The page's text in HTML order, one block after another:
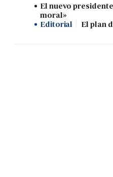
El nuevo
moral»
Editorial
El plan